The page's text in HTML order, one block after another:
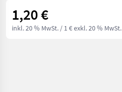
1,20 €
inkl. 20 % MwSt. / 1 € exkl. 20 % MwSt.